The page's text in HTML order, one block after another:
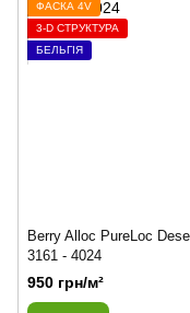
ФАСКА 4V
3-D СТРУКТУРА
БЕЛЬГІЯ
Berry Alloc PureLoc
3161 - 4024
950 грн/м²